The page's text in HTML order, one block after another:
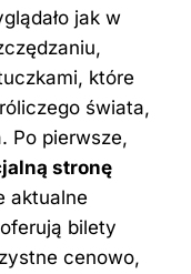
jak w
które
świata,
Po pierwsze,
stronę
aktualne
bilety
cenowo,